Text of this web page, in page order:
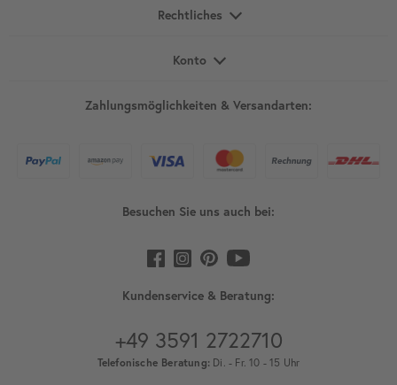
Rechtliches
Konto
Zahlungsmöglichkeiten & Versandarten:
Besuchen Sie uns auch bei:
Kundenservice & Beratung:
+49 3591 2722710
Telefonische Beratung: Di. - Fr. 10 - 15 Uhr